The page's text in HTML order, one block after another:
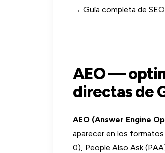
→ Guía completa de
AEO —
directas de
AEO (Answer Engine
aparecer en los
0), People Also Ask